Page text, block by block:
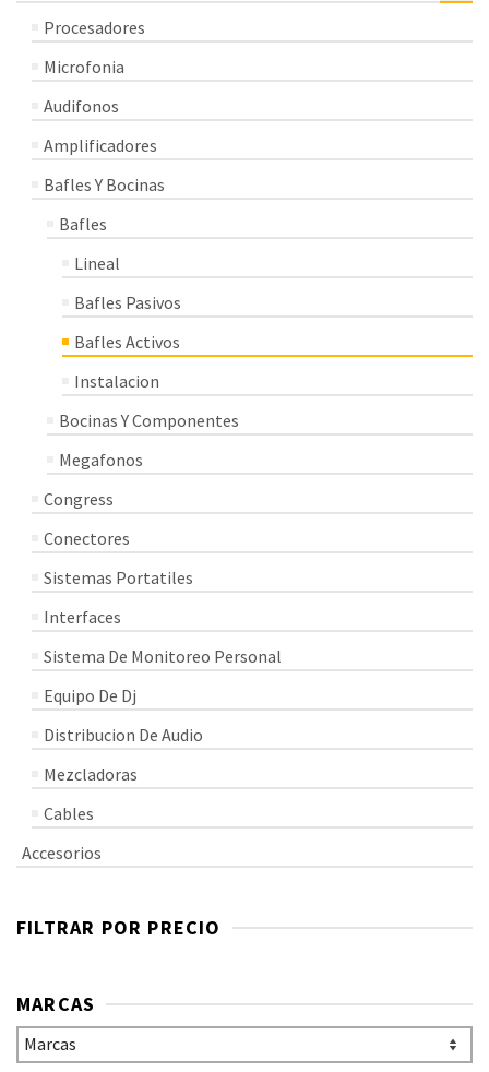
Procesadores
Microfonia
Audifonos
Amplificadores
Bafles Y Bocinas
Bafles
Lineal
Bafles Pasivos
Bafles Activos
Instalacion
Bocinas Y Componentes
Megafonos
Congress
Conectores
Sistemas Portatiles
Interfaces
Sistema De Monitoreo Personal
Equipo De Dj
Distribucion De Audio
Mezcladoras
Cables
Accesorios
FILTRAR POR PRECIO
MARCAS